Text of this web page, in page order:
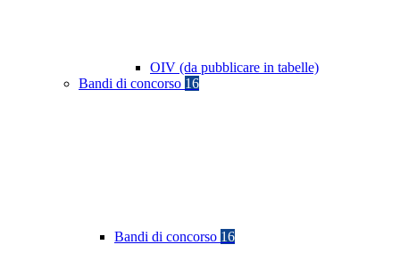
OIV (da pubblicare in tabelle)
Bandi di concorso 16
Bandi di concorso 16